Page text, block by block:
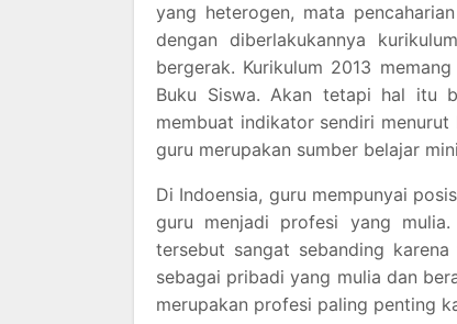
yang heterogen, mata
dengan diberlakukannya
bergerak. Kurikulum 2013
Buku Siswa. Akan tetapi hal itu
membuat indikator sendiri
guru merupakan sumber belajar
Di Indoensia, guru mempunyai
guru menjadi profesi yang mulia.
tersebut sangat sebanding
sebagai pribadi yang mulia dan
merupakan profesi paling penting